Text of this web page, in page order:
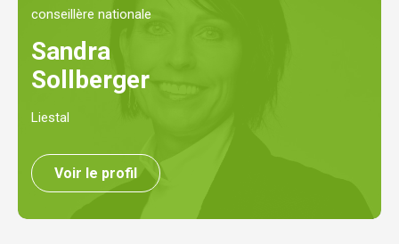
conseillère nationale
Sandra
Sollberger
Liestal
Voir le profil